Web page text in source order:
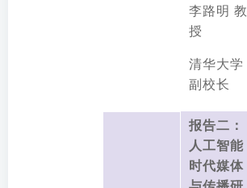
李路明 教
授
清华大学
副校长
报告二：
人工智能
时代媒体